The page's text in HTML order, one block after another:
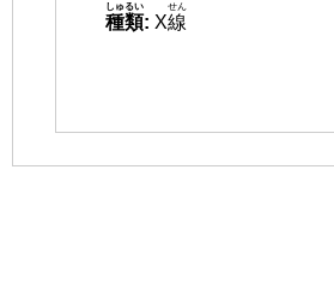
種類
しゅるい
: X線
せん